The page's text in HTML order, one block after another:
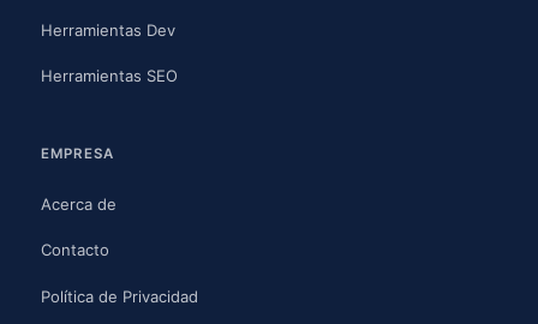
Herramientas Dev
Herramientas SEO
EMPRESA
Acerca de
Contacto
Política de Privacidad